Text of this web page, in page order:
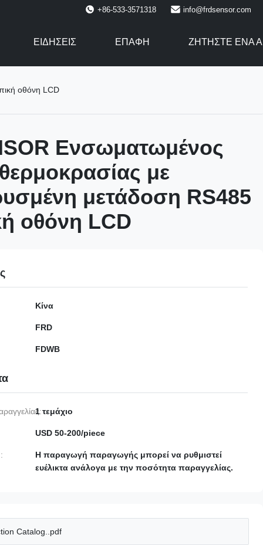
+86-533-3571318 info@frdsensor.com
ΕΙΔΉΣΕΙΣ ΕΠΑΦΉ ΖΗΤΉΣΤΕ ΈΝΑ
οθόνη LCD
Ενσωματωμένος
με
μετάδοση RS485
οθόνη LCD
Κίνα
FRD
FDWB
1 τεμάχιο
USD 50-200/piece
Η παραγωγή παραγωγής μπορεί να ρυθμιστεί
ευέλικτα ανάλογα με την ποσότητα παραγγελίας.
Catalog..pdf